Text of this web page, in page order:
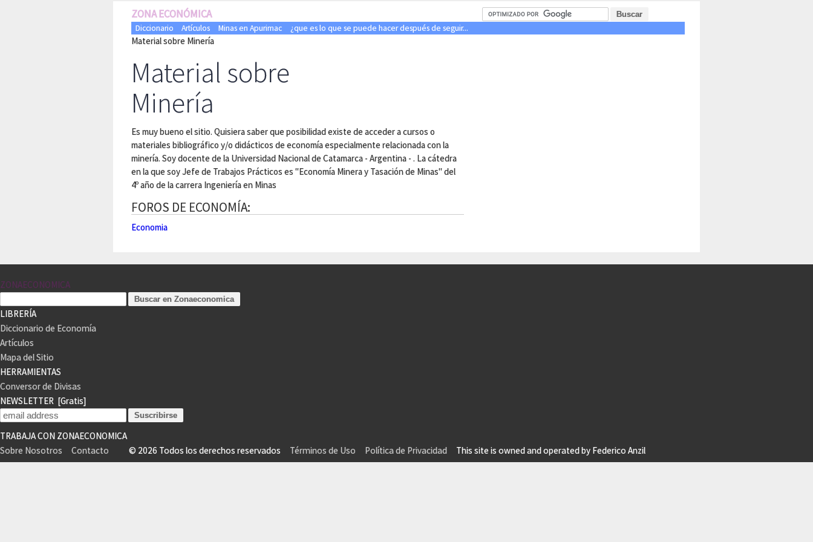
ZONA ECONÓMICA
Diccionario Artículos Minas en Apurimac ¿que es lo que se puede hacer después de seguir...
Material sobre Minería
Material sobre
Minería
Es muy bueno el sitio. Quisiera saber que posibilidad existe de acceder a cursos o
materiales bibliográfico y/o didácticos de economía especialmente relacionada con la
minería. Soy docente de la Universidad Nacional de Catamarca - Argentina - . La cátedra
en la que soy Jefe de Trabajos Prácticos es "Economía Minera y Tasación de Minas" del
4º año de la carrera Ingeniería en Minas
FOROS DE ECONOMÍA:
Economia
ZONAECONOMICA
LIBRERÍA
Diccionario de Economía
Artículos
Mapa del Sitio
HERRAMIENTAS
Conversor de Divisas
NEWSLETTER [Gratis]
TRABAJA CON ZONAECONOMICA
Sobre Nosotros
Contacto © 2026 Todos los derechos reservados Términos de Uso Política de Privacidad This site is owned and operated by Federico Anzil